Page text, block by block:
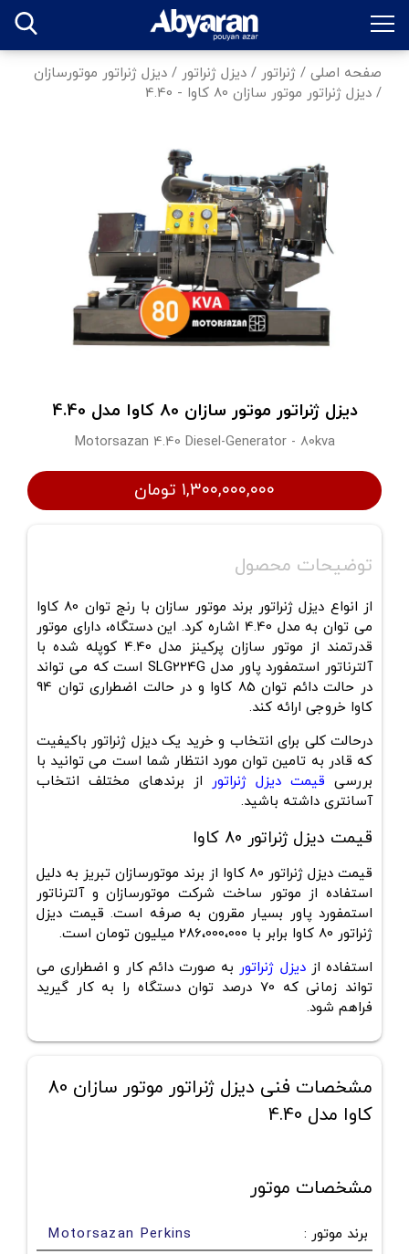
صفحه اصلی / ژنراتور / دیزل ژنراتور / دیزل ژنراتور موتورسازان
/ دیزل ژنراتور موتور سازان 80 کاوا - 4.40
دیزل ژنراتور موتور سازان 80 کاوا مدل 4.40
Motorsazan 4.40 Diesel-Generator - 80kva
۱,۳۰۰,۰۰۰,۰۰۰ تومان
توضیحات محصول
از انواع دیزل ژنراتور برند موتور سازان با رنج توان 80 کاوا
می توان به مدل 4.40 اشاره کرد. این دستگاه، دارای موتور
قدرتمند از موتور سازان پرکینز مدل 4.40 کوپله شده با
آلترناتور استمفورد پاور مدل SLG224G است که می تواند
در حالت دائم توان 85 کاوا و در حالت اضطراری توان 94
کاوا خروجی ارائه کند.
درحالت کلی برای انتخاب و خرید یک دیزل ژنراتور باکیفیت
که قادر به تامین توان مورد انتظار شما است می توانید با
بررسی قیمت دیزل ژنراتور
از برندهای مختلف انتخاب
آسانتری داشته باشید.
قیمت دیزل ژنراتور 80 کاوا
قیمت دیزل ژنراتور 80 کاوا از برند موتورسازان تبریز به دلیل
استفاده از موتور ساخت شرکت موتورسازان و آلترناتور
استمفورد پاور بسیار مقرون به صرفه است. قیمت دیزل
ژنراتور 80 کاوا برابر با 286،000،000 میلیون تومان است.
استفاده ازدیزل ژنراتور به صورت دائم کار و اضطراری می
تواند زمانی که 70 درصد توان دستگاه را به کار گیرید
فراهم شود.
مشخصات فنی دیزل ژنراتور موتور سازان 80
کاوا مدل 4.40
مشخصات موتور
برند موتور :
Motorsazan Perkins